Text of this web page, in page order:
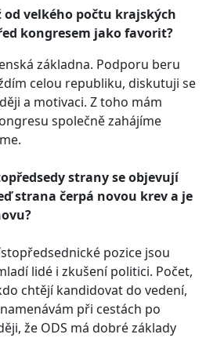
velkého počtu krajských
kongresem jako favorit?
základna. Podporu beru
celou republiku, diskutuji se
a motivaci. Z toho mám
společně zahájíme
strany se objevují
strana čerpá novou krev a je
pozice jsou
lidé i zkušení politici. Počet,
chtějí kandidovat do vedení,
při cestách po
že ODS má dobré základy